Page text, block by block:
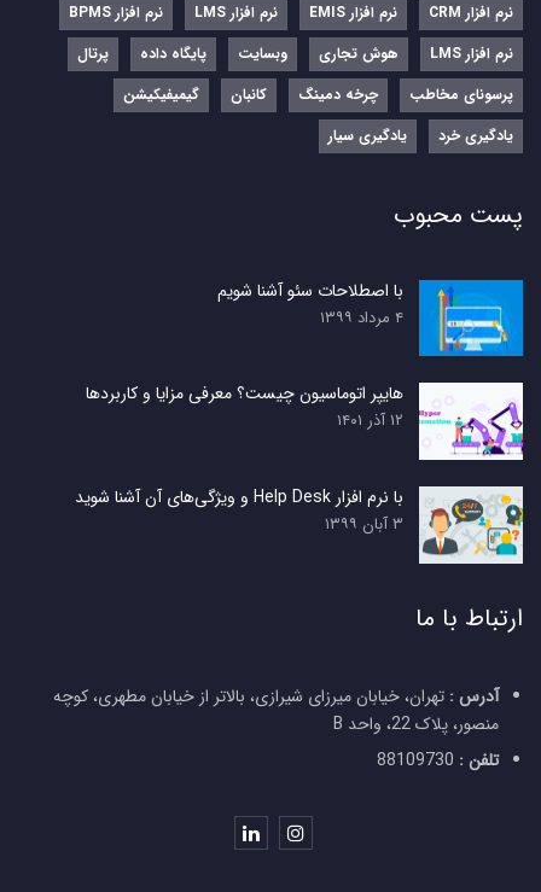
نرم‌ افزار CRM
نرم‌ افزار EMIS نرم‌ افزار LMS
نرم افزار BPMS
نرم افزار LMS
هوش تجاری وبسایت پایگاه داده
پرتال
پرسونای مخاطب
چرخه دمینگ کانبان
گیمیفیکیشن
یادگیری خرد
یادگیری سیار
پست محبوب
با اصطلاحات سئو آشنا شویم
۴ مرداد ۱۳۹۹
هایپر اتوماسیون چیست؟ معرفی مزایا و کاربردها
۱۲ آذر ۱۴۰۱
با نرم افزار Help Desk و ویژگی‌های آن آشنا شوید
۳ آبان ۱۳۹۹
ارتباط با ما
آدرس : تهران، خیابان میرزای شیرازی، بالاتر از خیابان مطهری، کوچه
منصور، پلاک 22، واحد B
تلفن :